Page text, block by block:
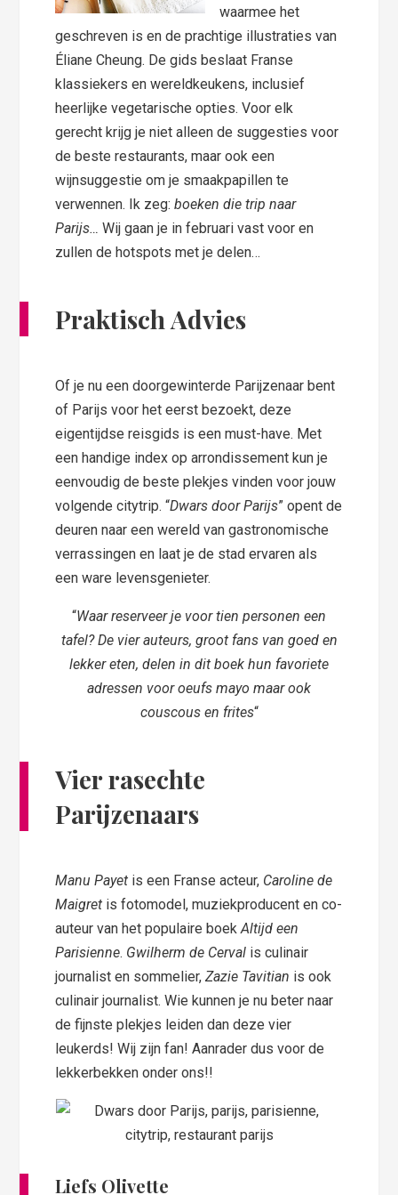
waarmee het
geschreven is en de prachtige illustraties van
Éliane Cheung. De gids beslaat Franse
klassiekers en wereldkeukens, inclusief
heerlijke vegetarische opties. Voor elk
gerecht krijg je niet alleen de suggesties voor
de beste restaurants, maar ook een
wijnsuggestie om je smaakpapillen te
verwennen. Ik zeg:boeken die trip naar
Parijs…Wij gaan je in februari vast voor en
zullen de hotspots met je delen…
Praktisch Advies
Of je nu een doorgewinterde Parijzenaar bent
of Parijs voor het eerst bezoekt, deze
eigentijdse reisgids is een must-have. Met
een handige index op arrondissement kun je
eenvoudig de beste plekjes vinden voor jouw
volgende citytrip. “Dwars door Parijs” opent de
deuren naar een wereld van gastronomische
verrassingen en laat je de stad ervaren als
een ware levensgenieter.
“Waar reserveer je voor tien personen een
tafel? De vier auteurs, groot fans van goed en
lekker eten, delen in dit boek hun favoriete
adressen voor oeufs mayo maar ook
couscous en frites“
Vier rasechte
Parijzenaars
Manu Payet is een Franse acteur, Caroline de
Maigret is fotomodel, muziekproducent en co-
auteur van het populaire boekAltijd een
Parisienne. Gwilherm de Cerval is culinair
journalist en sommelier,Zazie Tavitian is ook
culinair journalist. Wie kunnen je nu beter naar
de fijnste plekjes leiden dan deze vier
leukerds! Wij zijn fan! Aanrader dus voor de
lekkerbekken onder ons!!
Liefs Olivette